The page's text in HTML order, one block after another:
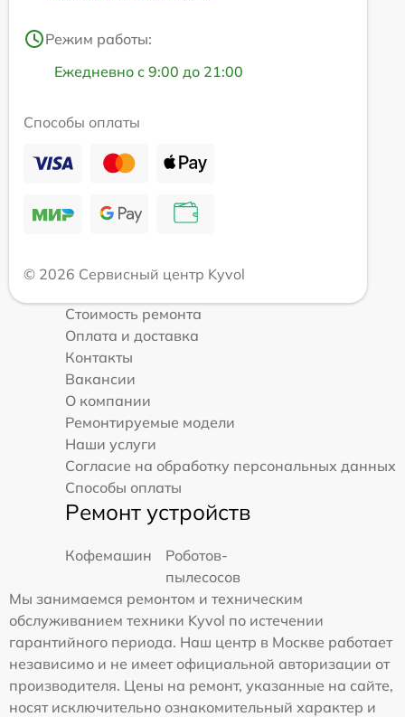
Режим работы:
Ежедневно с 9:00 до 21:00
Способы оплаты
© 2026 Сервисный центр Kyvol
Стоимость ремонта
Оплата и доставка
Контакты
Вакансии
О компании
Ремонтируемые модели
Наши услуги
Согласие на обработку персональных данных
Способы оплаты
Ремонт устройств
Кофемашин
Роботов-
пылесосов
Мы занимаемся ремонтом и техническим
обслуживанием техники Kyvol по истечении
гарантийного периода. Наш центр в Москве работает
независимо и не имеет официальной авторизации от
производителя. Цены на ремонт, указанные на сайте,
носят исключительно ознакомительный характер и